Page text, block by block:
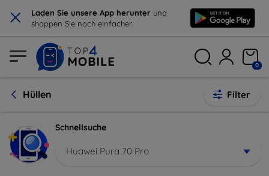
× Laden Sie unsere App herunter und
shoppen Sie noch einfacher.
0
Hüllen Filter
Schnellsuche
Huawei Pura 70 Pro